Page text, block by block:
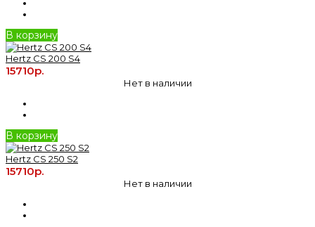
В корзину
Hertz CS 200 S4
15710р.
Нет в наличии
В корзину
Hertz CS 250 S2
15710р.
Нет в наличии